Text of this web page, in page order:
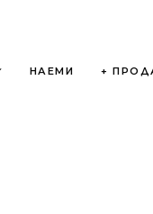
НАЕМИ +